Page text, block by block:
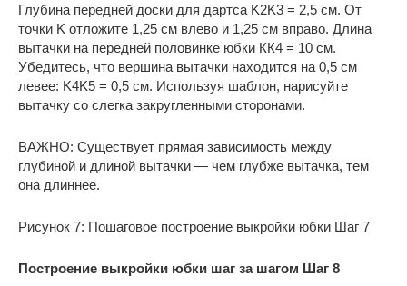
Глубина передней доски для дартса K2K3 = 2,5 см. От
точки K отложите 1,25 см влево и 1,25 см вправо. Длина
вытачки на передней половинке юбки КК4 = 10 см.
Убедитесь, что вершина вытачки находится на 0,5 см
левее: K4K5 = 0,5 см. Используя шаблон, нарисуйте
вытачку со слегка закругленными сторонами.
ВАЖНО: Существует прямая зависимость между
глубиной и длиной вытачки — чем глубже вытачка, тем
она длиннее.
Рисунок 7: Пошаговое построение выкройки юбки Шаг 7
Построение выкройки юбки шаг за шагом Шаг 8